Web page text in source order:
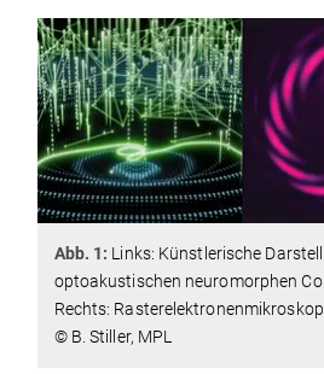
Abb. 1: Links: Künstlerische
optoakustischen neuromorphen
Rechts:
© B. Stiller, MPL